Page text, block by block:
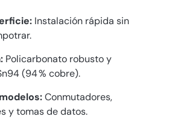
Instalación rápida sin
Policarbonato robusto y
(94 % cobre).
Conmutadores,
y tomas de datos.